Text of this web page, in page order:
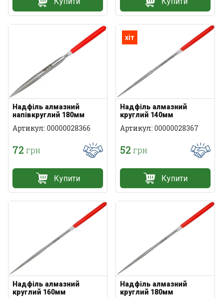
Надфіль алмазний
напівкруглий 180мм
Артикул: 00000028366
72 грн
Купити
хіт
Надфіль алмазний
круглий 140мм
Артикул: 00000028367
52 грн
Купити
Надфіль алмазний
круглий 160мм
Надфіль алмазний
круглий 180мм